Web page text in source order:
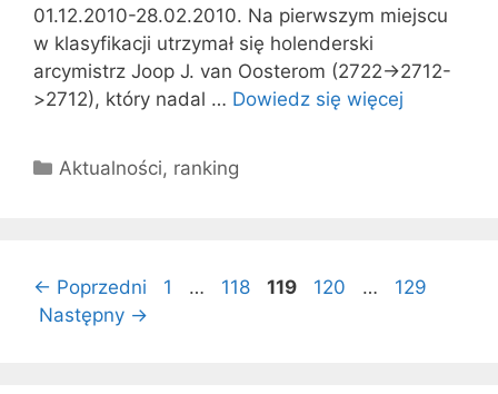
01.12.2010-28.02.2010. Na pierwszym miejscu
w klasyfikacji utrzymał się holenderski
arcymistrz Joop J. van Oosterom (2722->2712-
>2712), który nadal … Dowiedz się więcej
Kategorie
Aktualności, ranking
← Poprzedni Strona
1 … Strona
118 Strona
119 Strona
120 … Strona
129
Następny →